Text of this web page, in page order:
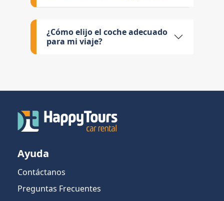
¿Cómo elijo el coche adecuado
para mi viaje?
Ayuda
Contáctanos
Preguntas Frecuentes